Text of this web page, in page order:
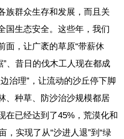
族群众生存和发展，而且关
国生态安全。这些年，我们
面，让广袤的草原“带薪休
”、昔日的伐木工人现在都成
治理”，让流动的沙丘停下脚
、种草、防沙治沙规模都居
在已经达到了45%，荒漠化和
，实现了从“沙进人退”到“绿